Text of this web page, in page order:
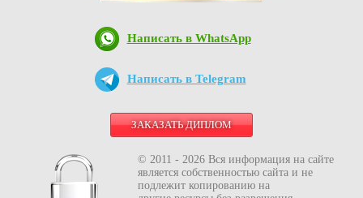
Написать в WhatsApp
Написать в Telegram
ЗАКАЗАТЬ ДИПЛОМ
© 2011 - 2026 Вся информация на сайте
является собственностью сайта и не
подлежит копированию на